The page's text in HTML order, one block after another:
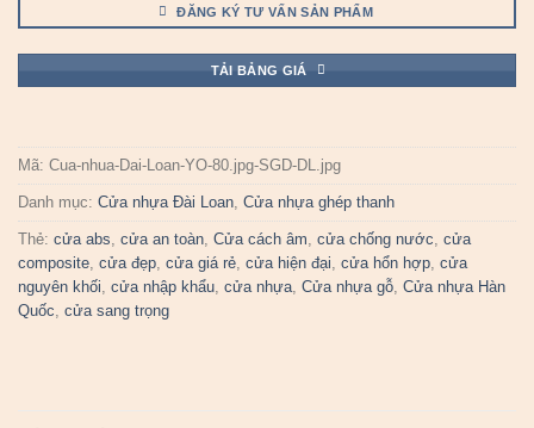
ĐĂNG KÝ TƯ VẤN SẢN PHẨM
TẢI BẢNG GIÁ
Mã: Cua-nhua-Dai-Loan-YO-80.jpg-SGD-DL.jpg
Danh mục: Cửa nhựa Đài Loan, Cửa nhựa ghép thanh
Thẻ: cửa abs, cửa an toàn, Cửa cách âm, cửa chống nước, cửa
composite, cửa đẹp, cửa giá rẻ, cửa hiện đại, cửa hổn hợp, cửa
nguyên khối, cửa nhập khẩu, cửa nhựa, Cửa nhựa gỗ, Cửa nhựa Hàn
Quốc, cửa sang trọng